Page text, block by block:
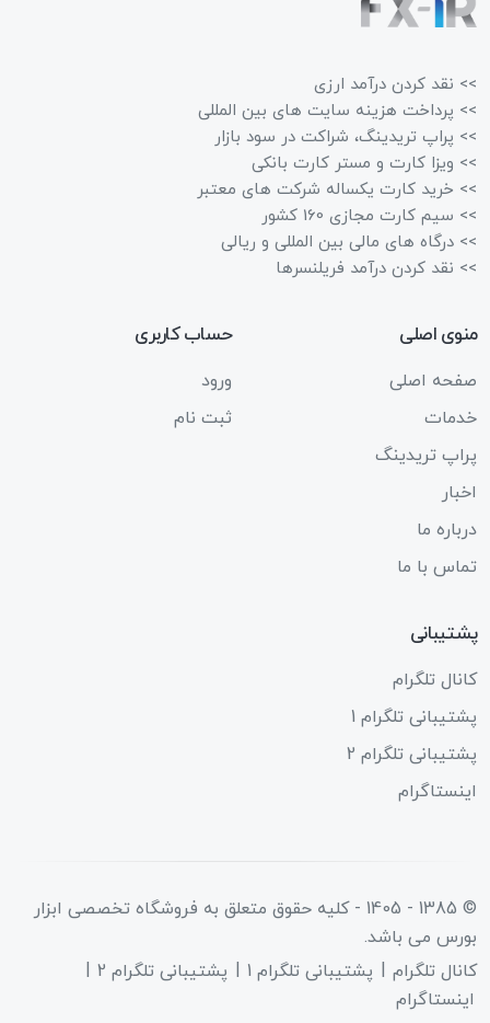
>> نقد کردن درآمد ارزی
>> پرداخت هزینه سایت های بین المللی
>> پراپ تریدینگ، شراکت در سود بازار
>> ویزا کارت و مستر کارت بانکی
>> خرید کارت یکساله شرکت های معتبر
>> سیم کارت مجازی 160 کشور
>> درگاه های مالی بین المللی و ریالی
>> نقد کردن درآمد فریلنسرها
منوی اصلی
صفحه اصلی
خدمات
پراپ تریدینگ
اخبار
درباره ما
تماس با ما
حساب کاربری
ورود
ثبت نام
پشتیبانی
کانال تلگرام
پشتیبانی تلگرام 1
پشتیبانی تلگرام 2
اینستاگرام
© 1385 - 1405 - کلیه حقوق متعلق به
فروشگاه تخصصی ابزار
بورس می باشد.
کانال تلگرام
پشتیبانی تلگرام 1
پشتیبانی تلگرام 2
اینستاگرام